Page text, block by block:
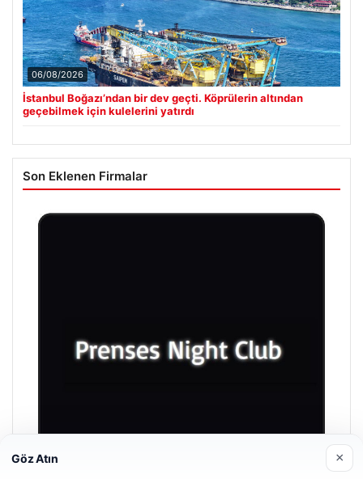
06/08/2026
İstanbul Boğazı’ndan bir dev geçti. Köprülerin altından
geçebilmek için kulelerini yatırdı
Son Eklenen Firmalar
Göz Atın ×